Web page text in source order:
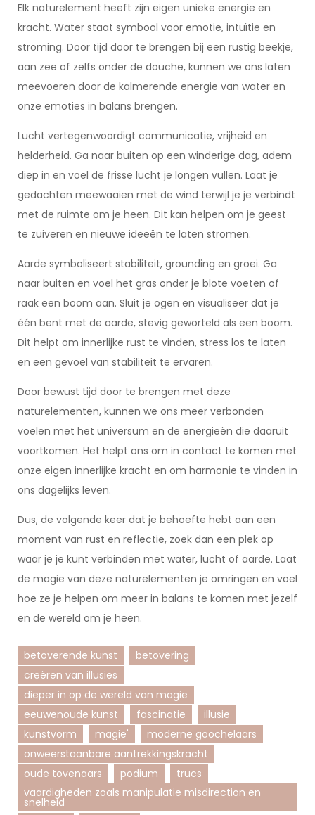
Elk naturelement heeft zijn eigen unieke energie en
kracht. Water staat symbool voor emotie, intuïtie en
stroming. Door tijd door te brengen bij een rustig beekje,
aan zee of zelfs onder de douche, kunnen we ons laten
meevoeren door de kalmerende energie van water en
onze emoties in balans brengen.
Lucht vertegenwoordigt communicatie, vrijheid en
helderheid. Ga naar buiten op een winderige dag, adem
diep in en voel de frisse lucht je longen vullen. Laat je
gedachten meewaaien met de wind terwijl je je verbindt
met de ruimte om je heen. Dit kan helpen om je geest
te zuiveren en nieuwe ideeën te laten stromen.
Aarde symboliseert stabiliteit, grounding en groei. Ga
naar buiten en voel het gras onder je blote voeten of
raak een boom aan. Sluit je ogen en visualiseer dat je
één bent met de aarde, stevig geworteld als een boom.
Dit helpt om innerlijke rust te vinden, stress los te laten
en een gevoel van stabiliteit te ervaren.
Door bewust tijd door te brengen met deze
naturelementen, kunnen we ons meer verbonden
voelen met het universum en de energieën die daaruit
voortkomen. Het helpt ons om in contact te komen met
onze eigen innerlijke kracht en om harmonie te vinden in
ons dagelijks leven.
Dus, de volgende keer dat je behoefte hebt aan een
moment van rust en reflectie, zoek dan een plek op
waar je je kunt verbinden met water, lucht of aarde. Laat
de magie van deze naturelementen je omringen en voel
hoe ze je helpen om meer in balans te komen met jezelf
en de wereld om je heen.
betoverende kunst
betovering
creëren van illusies
dieper in op de wereld van magie
eeuwenoude kunst
fascinatie
illusie
kunstvorm
magie'
moderne goochelaars
onweerstaanbare aantrekkingskracht
oude tovenaars
podium
trucs
vaardigheden zoals manipulatie misdirection en
snelheid